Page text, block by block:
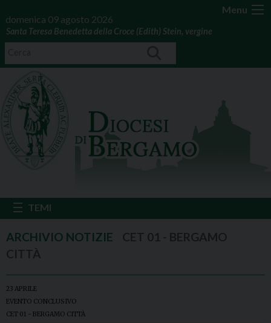
Menu
domenica 09 agosto 2026
Santa Teresa Benedetta della Croce (Edith) Stein, vergine
23 APRILE
EVENTO CONCLUSIVO
CET 01 - BERGAMO CITTÀ